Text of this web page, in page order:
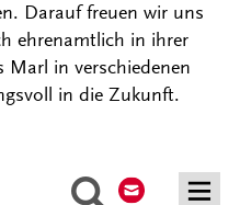
Suche
Darauf freuen wir uns
ehrenamtlich in ihrer
Marl in verschiedenen
in die Zukunft.